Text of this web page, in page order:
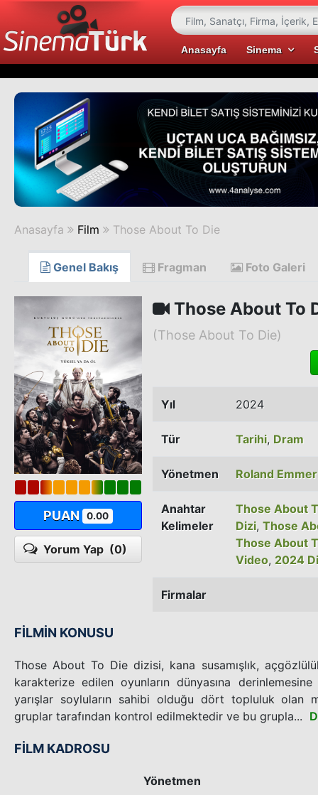
Anasayfa Sinema
Anasayfa Film Those About To Die
Genel Bakış Fragman Foto Galeri
PUAN 0.00
Yorum Yap (0)
Those About To
(Those About To Die)
Yıl 2024
Tür Tarihi, Dram
Yönetmen Roland
Anahtar
Kelimeler
Those About
Dizi, Those
Those About
Video, 2024
Firmalar
FİLMİN KONUSU
Those About To Die dizisi, kana susamışlık,
karakterize edilen oyunların dünyasına
yarışlar soyluların sahibi olduğu dört topluluk olan
gruplar tarafından kontrol edilmektedir ve bu grupla...
FİLM KADROSU
Yönetmen